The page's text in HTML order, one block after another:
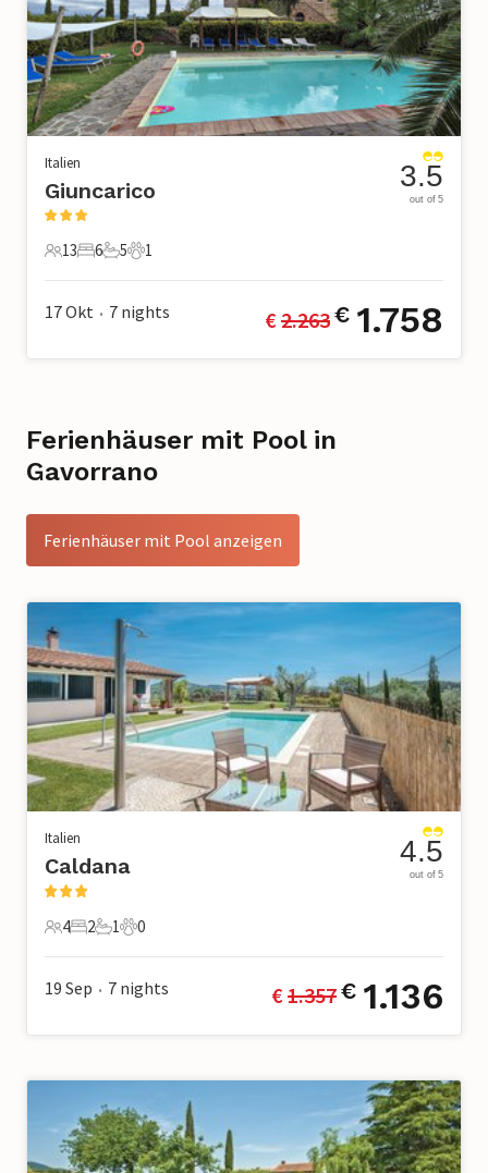
Italien
Giuncarico
13 Gäste
13
6 Schlafzimmer
6
5 Badezimmer
5
1 Haustier
1
3.5
out of 5
17 Okt • 7 nights € 2.263€ 1.758
Ferienhäuser mit Pool in
Gavorrano
Ferienhäuser mit Pool anzeigen
Italien
Caldana
4 Gäste
4
2 Schlafzimmer
2
1 Badezimmer
1
0 Haustiere
0
4.5
out of 5
19 Sep • 7 nights € 1.357€ 1.136